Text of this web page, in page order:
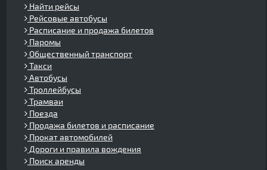
Найти рейсы
Рейсовые автобусы
Расписание и продажа билетов
Паромы
Общественный транспорт
Такси
Автобусы
Троллейбусы
Трамваи
Поезда
Продажа билетов и расписание
Прокат автомобилей
Дороги и правила вождения
Поиск аренды